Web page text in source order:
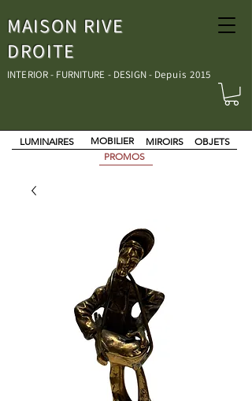
MAISON RIVE
DROITE
INTERIOR - FURNITURE - DESIGN - Depuis 2015
MOBILIER MIROIRS
LUMINAIRES
OBJETS
PROMOS